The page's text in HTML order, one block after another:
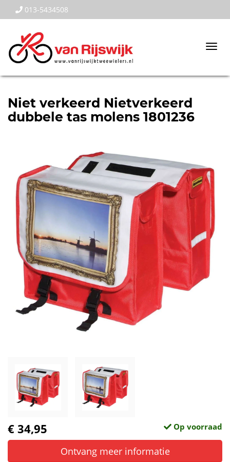
013-5434508
Niet verkeerd Nietverkeerd
dubbele tas molens 1801236
€ 34,95 Op voorraad
Ontvang meer informatie